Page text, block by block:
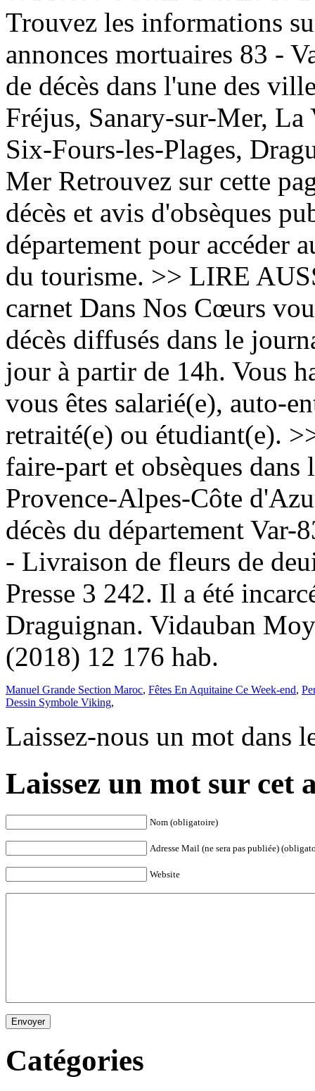
Manuel Grande Section Maroc, Fêtes En Aquitaine Ce Week-end,
Dessin Symbole Viking,
Laissez-nous un mot dans
Laissez un mot sur cet
Nom (obligatoire)
Adresse Mail (ne sera pas publiée)
Website
Envoyer
Catégories